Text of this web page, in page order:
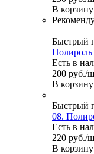
В корзину
Быстрый
Полироль
Есть в
200 руб./
В корзину
Быстрый
08.
Есть в
220 руб./
В корзину